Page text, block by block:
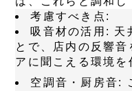
考慮すべき点:
吸音材の活用: 天
とで、店内の反響音
アに聞こえる環境を
空調音・厨房音: